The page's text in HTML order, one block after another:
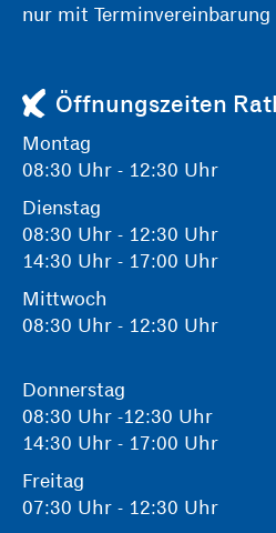
nur mit
Öffnungszeiten
Montag
08:30 Uhr - 12:30 Uhr
Dienstag
08:30 Uhr - 12:30 Uhr
14:30 Uhr - 17:00 Uhr
Mittwoch
08:30 Uhr - 12:30 Uhr
Donnerstag
08:30 Uhr -12:30 Uhr
14:30 Uhr - 17:00 Uhr
Freitag
07:30 Uhr - 12:30 Uhr